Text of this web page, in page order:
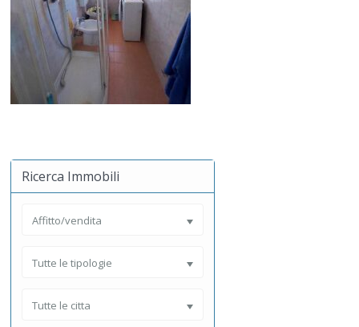
Ricerca Immobili
Affitto/vendita
Tutte le tipologie
Tutte le citta